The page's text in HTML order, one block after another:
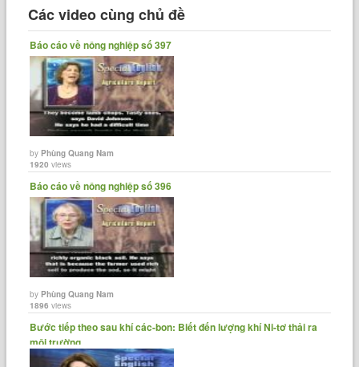
Các video cùng chủ đề
Báo cáo về nông nghiệp số 397
byPhùng Quang Nam
1920 views
Báo cáo về nông nghiệp số 396
byPhùng Quang Nam
1896 views
Bước tiếp theo sau khí các-bon: Biết đến lượng khí Ni-tơ thải ra
môi trường.